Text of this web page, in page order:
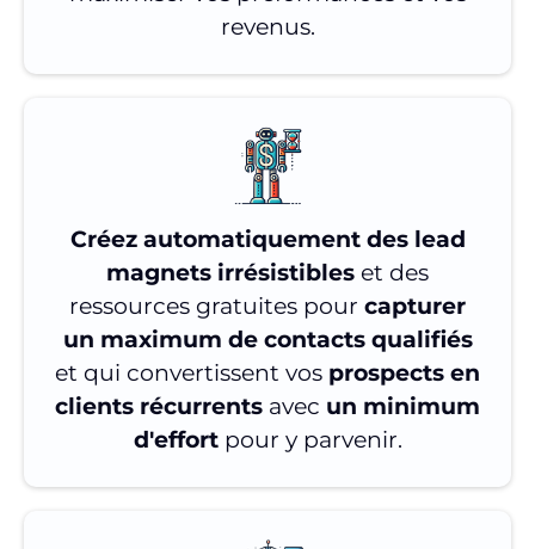
revenus.
Créez automatiquement des lead
magnets irrésistibles et des
ressources gratuites pour capturer
un maximum de contacts qualifiés
et qui convertissent vos prospects en
clients récurrents avec un minimum
d'effortpour y parvenir.